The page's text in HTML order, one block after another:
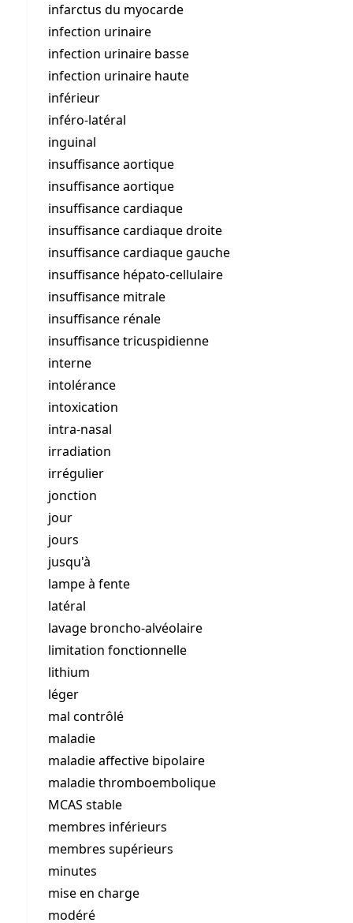
infarctus du myocarde
infection urinaire
infection urinaire basse
infection urinaire haute
inférieur
inféro-latéral
inguinal
insuffisance aortique
insuffisance aortique
insuffisance cardiaque
insuffisance cardiaque droite
insuffisance cardiaque gauche
insuffisance hépato-cellulaire
insuffisance mitrale
insuffisance rénale
insuffisance tricuspidienne
interne
intolérance
intoxication
intra-nasal
irradiation
irrégulier
jonction
jour
jours
jusqu'à
lampe à fente
latéral
lavage broncho-alvéolaire
limitation fonctionnelle
lithium
léger
mal contrôlé
maladie
maladie affective bipolaire
maladie thromboembolique
MCAS stable
membres inférieurs
membres supérieurs
minutes
mise en charge
modéré